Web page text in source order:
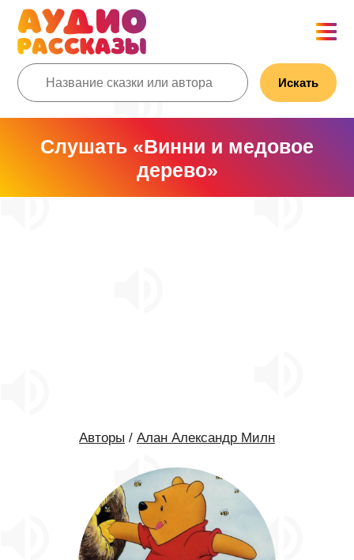
Искать
Слушать «Винни и медовое
дерево»
Авторы / Алан Александр Милн